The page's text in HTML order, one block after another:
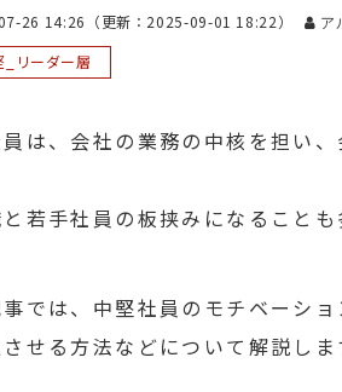
26 14:26 （更新： 2025-09-01 18:22） ア
_リーダー層
は、会社の業務の中核を担い
若手社員の板挟みになること
事では、中堅社員のモチベーシ
せる方法などについて解説しま